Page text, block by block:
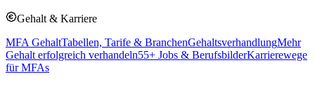
Gehalt & Karriere
MFA GehaltTabellen, Tarife & BranchenGehaltsverhandlungMehr
Gehalt erfolgreich verhandeln55+ Jobs & BerufsbilderKarrierewege
für MFAs